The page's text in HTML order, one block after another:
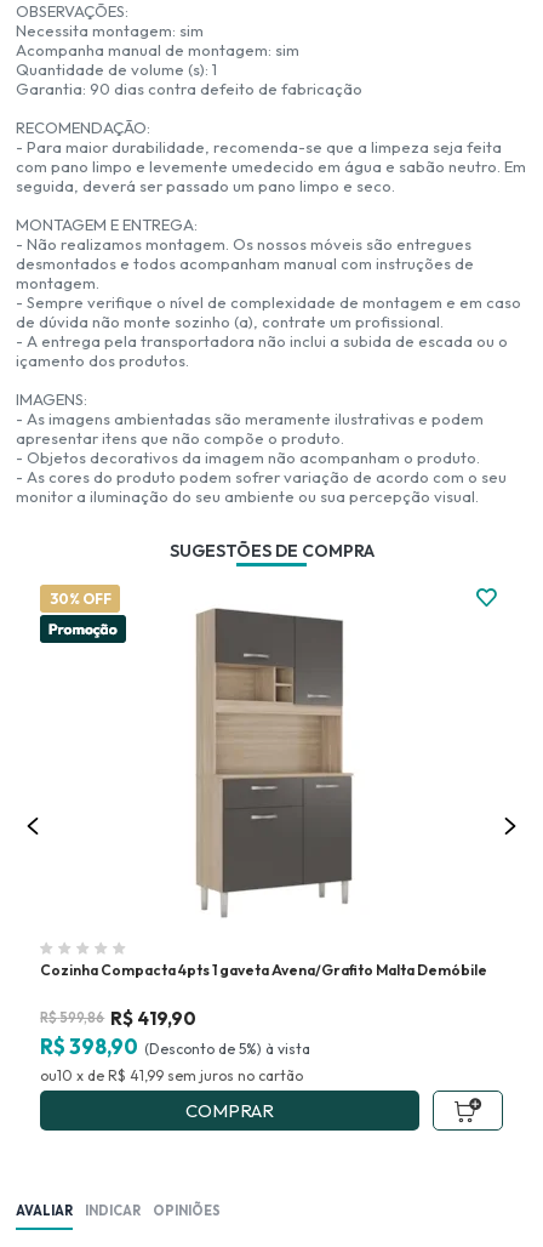
OBSERVAÇÕES:
Necessita montagem: sim
Acompanha manual de montagem: sim
Quantidade de volume (s): 1
Garantia: 90 dias contra defeito de fabricação
RECOMENDAÇÃO:
- Para maior durabilidade, recomenda-se que a limpeza seja feita
com pano limpo e levemente umedecido em água e sabão neutro. Em
seguida, deverá ser passado um pano limpo e seco.
MONTAGEM E ENTREGA:
- Não realizamos montagem. Os nossos móveis são entregues
desmontados e todos acompanham manual com instruções de
montagem.
- Sempre verifique o nível de complexidade de montagem e em caso
de dúvida não monte sozinho (a), contrate um profissional.
- A entrega pela transportadora não inclui a subida de escada ou o
içamento dos produtos.
IMAGENS:
- As imagens ambientadas são meramente ilustrativas e podem
apresentar itens que não compõe o produto.
- Objetos decorativos da imagem não acompanham o produto.
- As cores do produto podem sofrer variação de acordo com o seu
monitor a iluminação do seu ambiente ou sua percepção visual.
SUGESTÕES DE COMPRA
30% OFF
Cozinha Compacta 4pts 1 gaveta Avena/Grafito Malta Demóbile
R$599,86 R$ 419,90
R$ 398,90 (Desconto de 5%)
10 x de R$ 41,99 sem juros no
COMPRAR
AVALIAR INDICAR OPINIÕES